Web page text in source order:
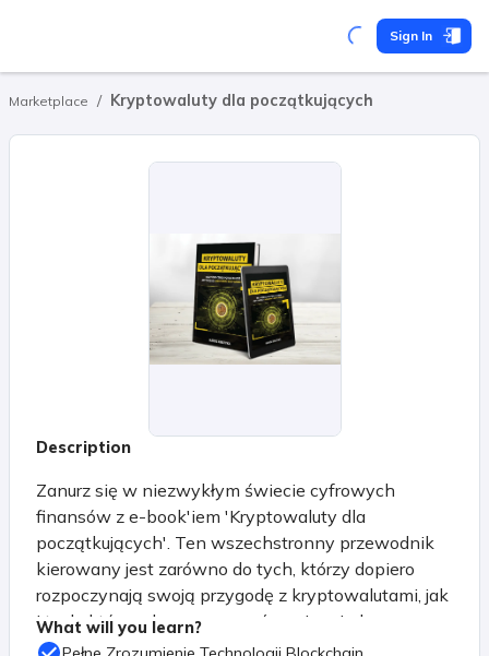
Sign In
Marketplace / Kryptowaluty dla początkujących
Description
Zanurz się w niezwykłym świecie cyfrowych
finansów z e-book'iem 'Kryptowaluty dla
początkujących'. Ten wszechstronny przewodnik
kierowany jest zarówno do tych, którzy dopiero
rozpoczynają swoją przygodę z kryptowalutami, jak
i tych, którzy chcą poszerzyć swoją wiedzę na
temat tej fascynującej dziedziny.
What will you learn?